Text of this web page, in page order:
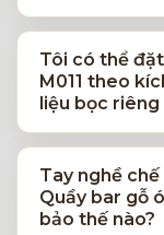
Tôi có thể
M011 theo
liệu bọc
Tay nghề
Quầy bar gỗ
bảo thế nào?